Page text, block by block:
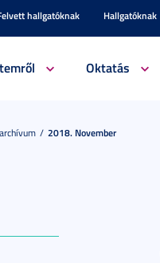
hallgatóknak Hallgatóknak
Oktatás
2018. November